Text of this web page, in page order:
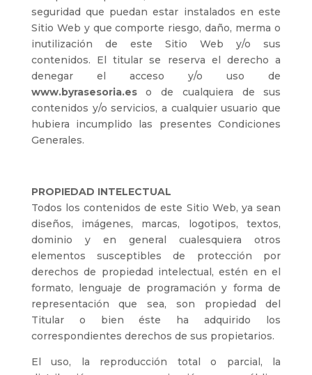
seguridad que puedan estar instalados en este
Sitio Web y que comporte riesgo, daño, merma o
inutilización de este Sitio Web y/o sus
contenidos. El titular se reserva el derecho a
denegar el acceso y/o uso de
www.byrasesoria.eso de cualquiera de sus
contenidos y/o servicios, a cualquier usuario que
hubiera incumplido las presentes Condiciones
Generales.
PROPIEDAD INTELECTUAL
Todos los contenidos de este Sitio Web, ya sean
diseños, imágenes, marcas, logotipos, textos,
dominio y en general cualesquiera otros
elementos susceptibles de protección por
derechos de propiedad intelectual, estén en el
formato, lenguaje de programación y forma de
representación que sea, son propiedad del
Titular o bien éste ha adquirido los
correspondientes derechos de sus propietarios.
El uso, la reproducción total o parcial, la